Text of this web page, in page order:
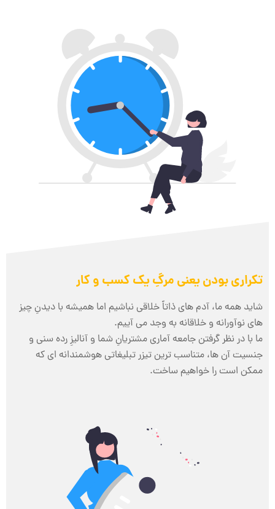
تکراری بودن یعنی مرگِ یک کسب و کار
شاید همه ما، آدم های ذاتاً خلاقی نباشیم اما همیشه با دیدنِ چیز
های نوآورانه و خلاقانه به وجد می آییم.
ما با در نظر گرفتن جامعه آماری مشتریانِ شما و آنالیزِ رده سنی و
جنسیت آن ها، متناسب ترین تیزر تبلیغاتی هوشمندانه ای که
ممکن است را خواهیم ساخت.